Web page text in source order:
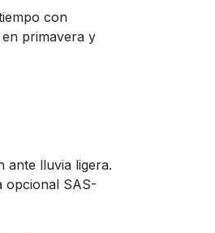
con
primavera y
ante lluvia ligera.
opcional SAS-